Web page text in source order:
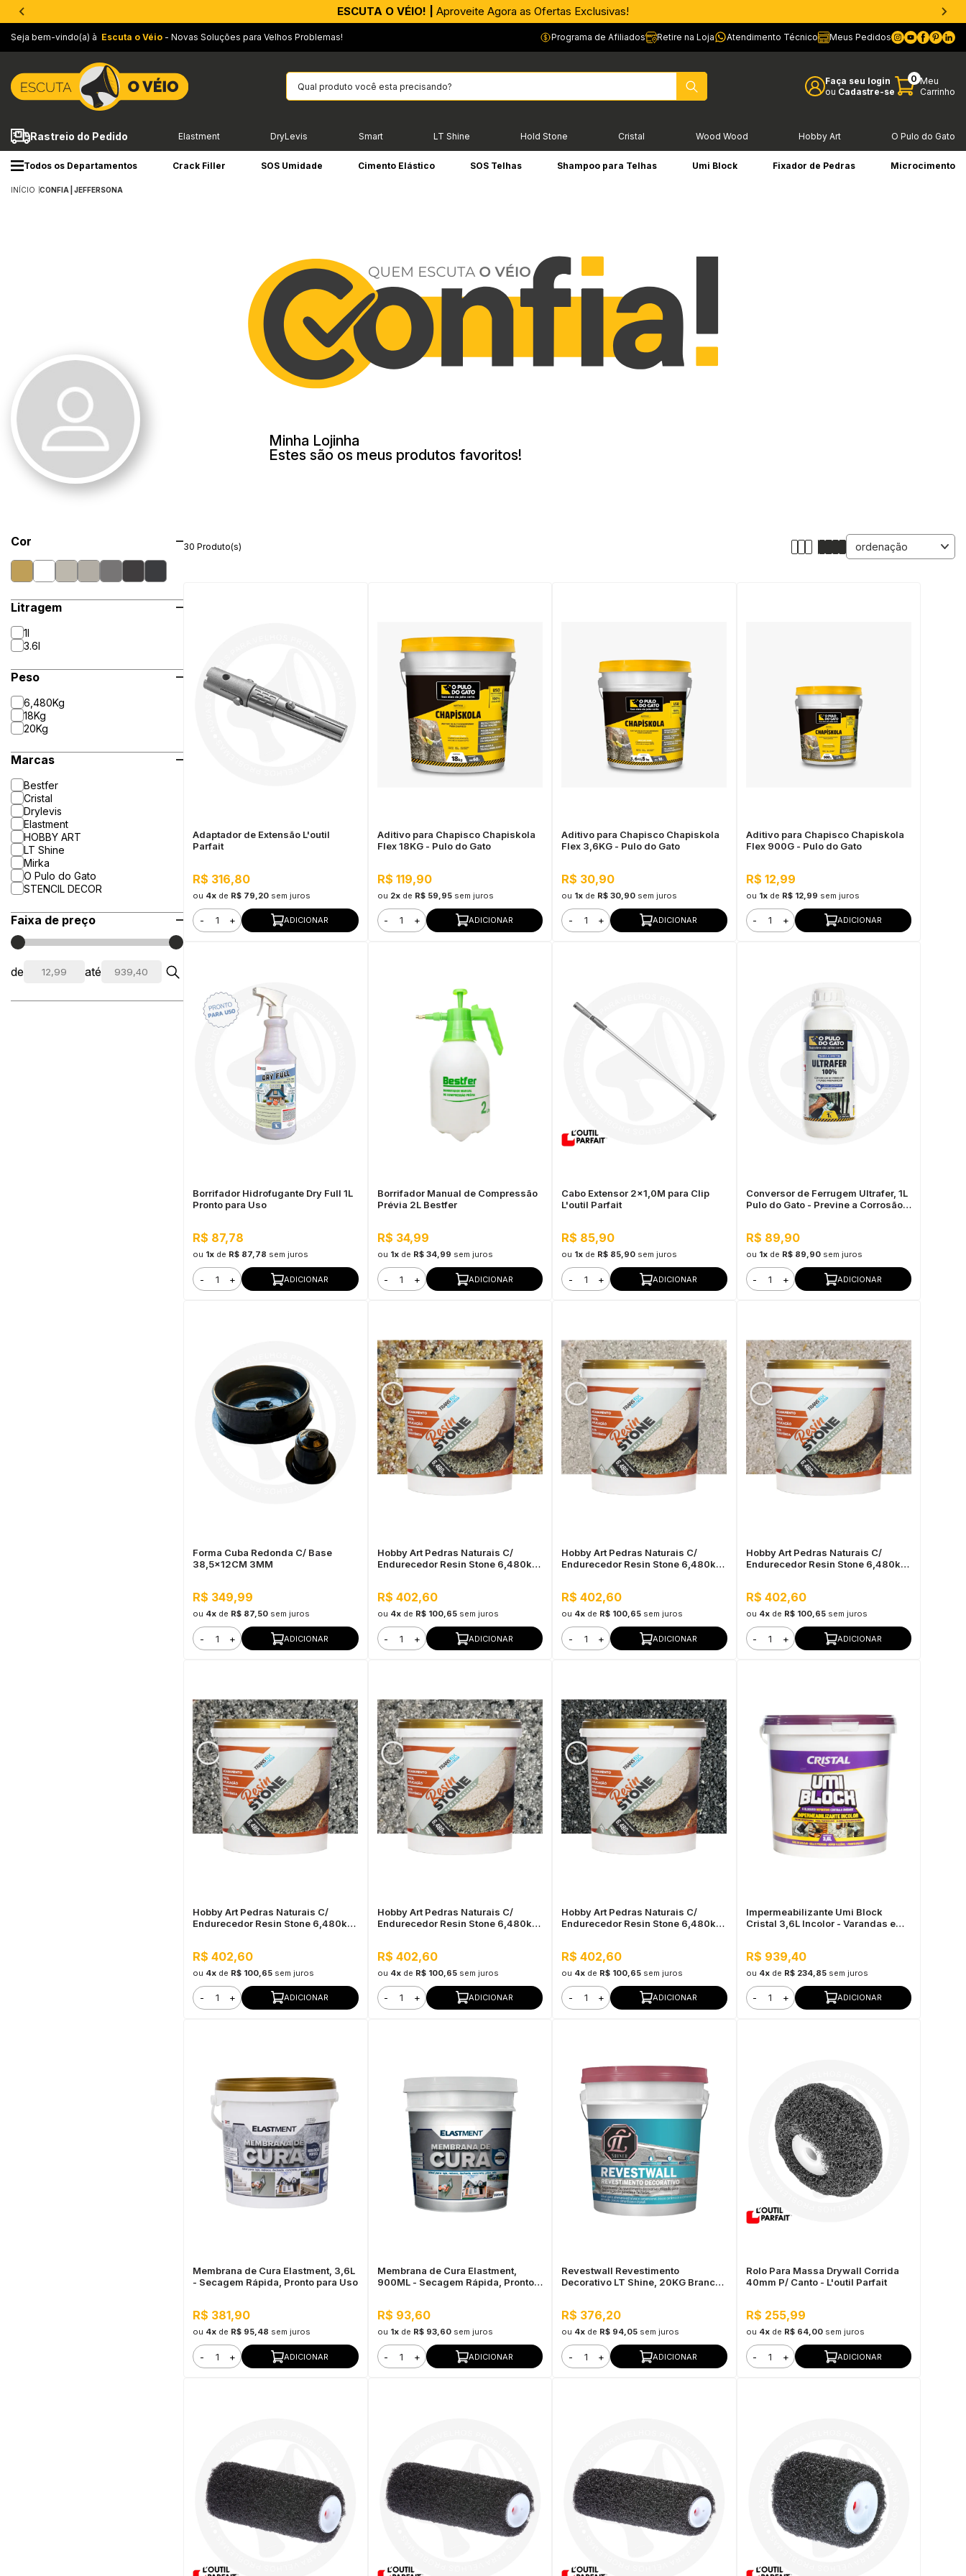
APROVEITE AGORA |PIX parcelado em até 4x sem Juros!*
Seja bem-vindo(a) à Escuta o Véio - Novas Soluções para Velhos Problemas! Programa de Afiliados Retire na Loja Atendimento Técnico Meus Pedidos
Faça seu login
ou Cadastre-se
0 Meu
Carrinho
Rastreio do Pedido Elastment DryLevis Smart LT Shine Hold Stone Cristal Wood Wood Hobby Art O Pulo do Gato
Todos os Departamentos Crack Filler SOS Umidade Cimento Elástico SOS Telhas Shampoo para Telhas Umi Block Fixador de Pedras Microcimento
INÍCIO CONFIA | JEFFERSONA
Minha Lojinha
Estes são os meus produtos favoritos!
Cor
Litragem
1l
3.6l
Peso
6,480Kg
18Kg
20Kg
Marcas
Bestfer
Cristal
Drylevis
Elastment
HOBBY ART
LT Shine
Mirka
O Pulo do Gato
STENCIL DECOR
Faixa de preço
de até
30 Produto(s)
Adaptador de Extensão L'outil
Parfait
R$ 316,80
ou 4x de R$ 79,20 sem juros
- + ADICIONAR
Aditivo para Chapisco Chapiskola
Flex 18KG - Pulo do Gato
R$ 119,90
ou 2xde R$ 59,95 sem juros
- + ADICIONAR
Aditivo para Chapisco Chapiskola
Flex 3,6KG - Pulo do Gato
R$ 30,90
ou 1x de R$ 30,90 sem juros
- + ADICIONAR
Aditivo para Chapisco Chapiskola
Flex 900G - Pulo do Gato
R$ 12,99
ou 1xde R$ 12,99 sem juros
- + ADICIONAR
Borrifador Hidrofugante Dry Full 1L
Pronto para Uso
R$ 87,78
ou 1x de R$ 87,78 sem juros
- + ADICIONAR
Borrifador Manual de Compressão
Prévia 2L Bestfer
R$ 34,99
ou 1xde R$ 34,99 sem juros
- + ADICIONAR
Cabo Extensor 2x1,0M para Clip
L'outil Parfait
R$ 85,90
ou 1x de R$ 85,90 sem juros
- + ADICIONAR
Conversor de Ferrugem Ultrafer, 1L
Pulo do Gato - Previne a Corrosão e
R$ 89,90
ou 1xde R$ 89,90 sem juros
- + ADICIONAR
Forma Cuba Redonda C/ Base
38,5x12CM 3MM
R$ 349,99
ou 4x de R$ 87,50 sem juros
- + ADICIONAR
Hobby Art Pedras Naturais C/
Endurecedor Resin Stone 6,480kg
R$ 402,60
ou 4xde R$ 100,65 sem juros
- + ADICIONAR
Hobby Art Pedras Naturais C/
Endurecedor Resin Stone 6,480kg
R$ 402,60
ou 4x de R$ 100,65 sem juros
- + ADICIONAR
Hobby Art Pedras Naturais C/
Endurecedor Resin Stone 6,480kg
R$ 402,60
ou 4xde R$ 100,65 sem juros
- + ADICIONAR
Hobby Art Pedras Naturais C/
Endurecedor Resin Stone 6,480kg
R$ 402,60
ou 4x de R$ 100,65 sem juros
- + ADICIONAR
Hobby Art Pedras Naturais C/
Endurecedor Resin Stone 6,480kg
R$ 402,60
ou 4xde R$ 100,65 sem juros
- + ADICIONAR
Hobby Art Pedras Naturais C/
Endurecedor Resin Stone 6,480kg
R$ 402,60
ou 4x de R$ 100,65 sem juros
- + ADICIONAR
Impermeabilizante Umi Block
Cristal 3,6L Incolor - Varandas e
R$ 939,40
ou 4xde R$ 234,85 sem juros
- + ADICIONAR
Membrana de Cura Elastment, 3,6L
- Secagem Rápida, Pronto para Uso
R$ 381,90
ou 4x de R$ 95,48 sem juros
- + ADICIONAR
Membrana de Cura Elastment,
900ML - Secagem Rápida, Pronto
R$ 93,60
ou 1xde R$ 93,60 sem juros
- + ADICIONAR
Revestwall Revestimento
Decorativo LT Shine, 20KG Branco
R$ 376,20
ou 4x de R$ 94,05 sem juros
- + ADICIONAR
Rolo Para Massa Drywall Corrida
40mm P/ Canto - L'outil Parfait
R$ 255,99
ou 4xde R$ 64,00 sem juros
- + ADICIONAR